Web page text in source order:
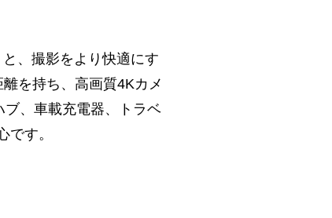
、撮影をより快適にす
を持ち、高画質4Kカメ
、車載充電器、トラベ
す。